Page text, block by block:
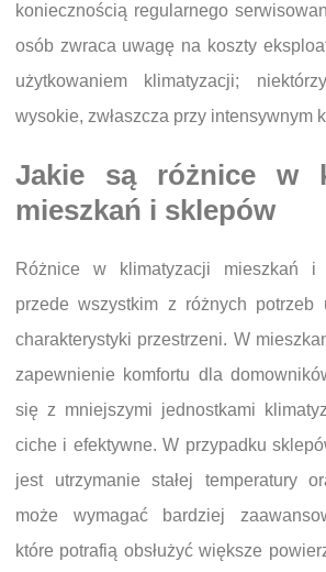
koniecznością regularnego
osób zwraca uwagę na koszty
użytkowaniem klimatyzacji;
wysokie, zwłaszcza przy intensywnym
Jakie są różnice w
mieszkań i sklepów
Różnice w klimatyzacji mieszkań i
przede wszystkim z różnych potrzeb
charakterystyki przestrzeni. W
zapewnienie komfortu dla
się z mniejszymi jednostkami
ciche i efektywne. W przypadku
jest utrzymanie stałej temperatury
może wymagać bardziej
które potrafią obsłużyć większe